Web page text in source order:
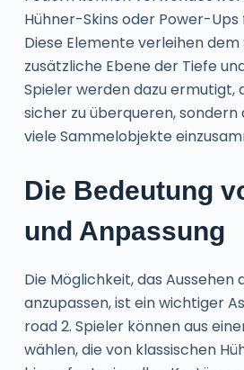
Hühner-Skins oder Power-
Diese Elemente verleihen dem
zusätzliche Ebene der Tiefe
Spieler werden dazu ermutigt,
sicher zu überqueren,
viele Sammelobjekte
Die Bedeutung
und Anpassung
Die Möglichkeit, das Aussehen
anzupassen, ist ein wichtiger
road 2. Spieler können aus
wählen, die von klassischen